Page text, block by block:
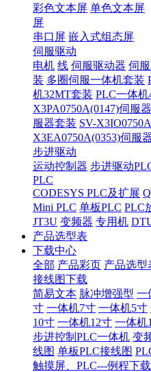
彩色文本屏 单色文本屏
屏
串口屏 嵌入式组态屏
伺服驱动
电机 线 伺服驱动器 伺
装 多圈伺服一体机套装
机32MT套装 PLC一体
X3PA0750A(0147)伺服
服器套装 SV-
X3EA0750A(0353)伺服
步进驱动
运动控制器 步进驱动
PLC
CODESYS PLC及扩展
Mini PLC 单板PLC PLC
JT3U 变频器 专用机
产品选型表
下载中心
全部 产品彩页 产品选型
接线图下载
简易文本 脉冲增强型 一
寸 一体机7寸 一体机5寸
10寸 一体机12寸 一体机
步进控制PLC一体机 变
线图 单板PLC接线图
触摸屏、PLC---例程下载